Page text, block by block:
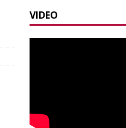
VIDEO